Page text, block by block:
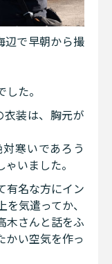
辺で早朝から撮
た。
装は、胸元が
寒いであろう
いました。
有名な方にイン
気遣ってか、
木さんと話をふ
かい空気を作っ